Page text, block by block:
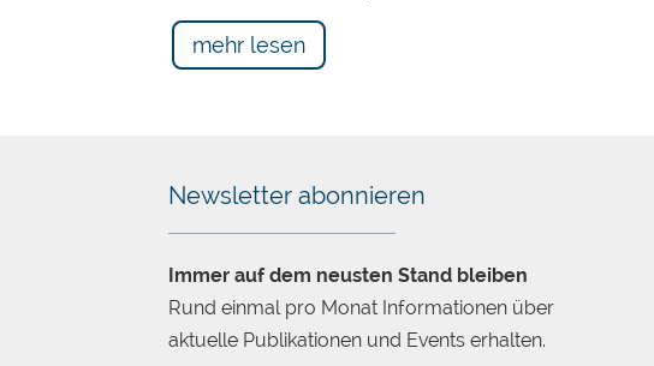
mehr lesen
Newsletter abonnieren
Immer auf dem neusten Stand bleiben
Rund einmal pro Monat Informationen über
aktuelle Publikationen und Events erhalten.